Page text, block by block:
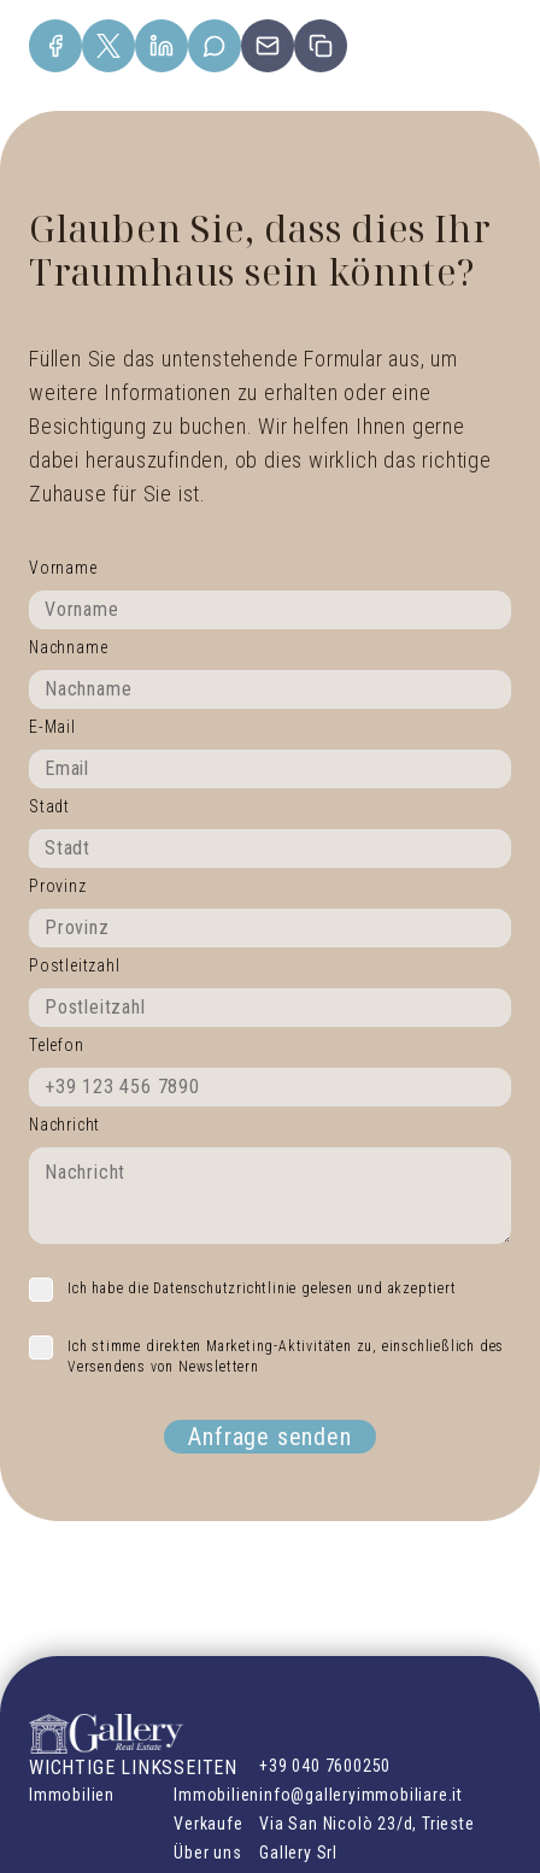
Glauben Sie, dass dies Ihr
Traumhaus sein könnte?
Füllen Sie das untenstehende Formular aus, um
weitere Informationen zu erhalten oder eine
Besichtigung zu buchen. Wir helfen Ihnen gerne
dabei herauszufinden, ob dies wirklich das richtige
Zuhause für Sie ist.
Vorname
Nachname
E-Mail
Stadt
Provinz
Postleitzahl
Telefon
Nachricht
Ich habe die Datenschutzrichtlinie gelesen und akzeptiert
Ich stimme direkten Marketing-Aktivitäten zu, einschließlich des
Versendens von Newslettern
Anfrage senden
WICHTIGE LINKS
Immobilien
SEITEN
Immobilien
Verkaufe
Über uns
+39 040 7600250
info@galleryimmobiliare.it
Via San Nicolò 23/d, Trieste
Gallery Srl